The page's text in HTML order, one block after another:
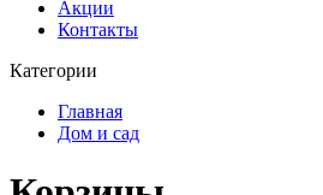
Акции
Контакты
Категории
Главная
Дом и сад